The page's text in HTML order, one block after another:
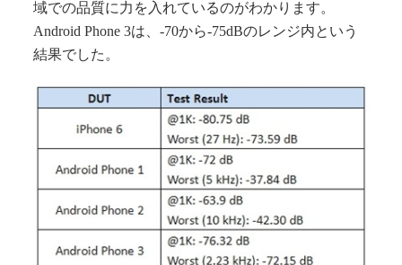
域での品質に力を入れているのがわかります。
Android Phone 3は、-70から-75dBのレンジ内という
結果でした。